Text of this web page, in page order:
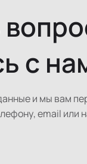
с
и мы вам
email или